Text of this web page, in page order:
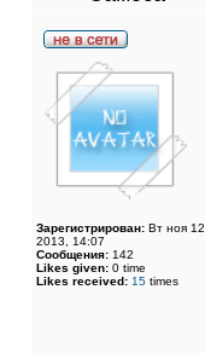
Зарегистрирован: Вт ноя 12,
2013, 14:07
Сообщения: 142
Likes given: 0 time
Likes received: 15 times